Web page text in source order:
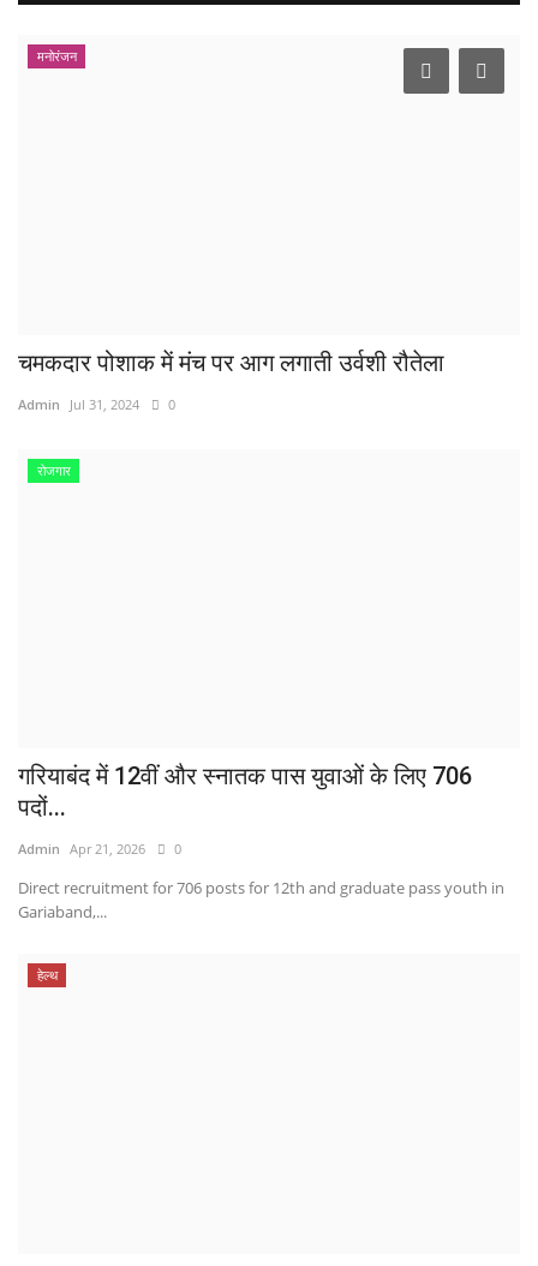
मनोरंजन
चमकदार पोशाक में मंच पर आग लगाती उर्वशी रौतेला
Admin Jul 31, 2024 0
रोजगार
गरियाबंद में 12वीं और स्नातक पास युवाओं के लिए 706
पदों...
Admin Apr 21, 2026 0
Direct recruitment for 706 posts for 12th and graduate pass youth in
Gariaband,...
हेल्थ